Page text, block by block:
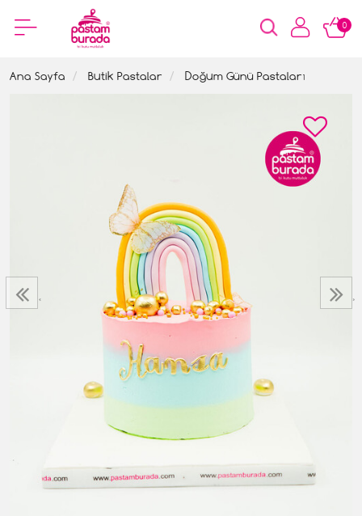
0
Ana Sayfa Butik Pastalar Doğum Günü Pastaları
‹ ›